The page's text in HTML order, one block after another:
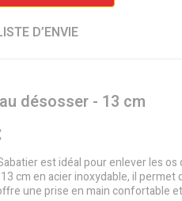
D’ENVIE
désosser - 13 cm
est idéal pour enlever les os
cm en acier inoxydable, il permet
une prise en main confortable